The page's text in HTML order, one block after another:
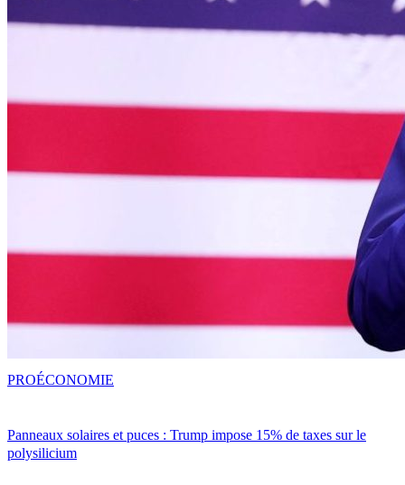
Panneaux solaires et puces : Trump impose 15% de taxes sur le
polysilicium
PROÉCONOMIE